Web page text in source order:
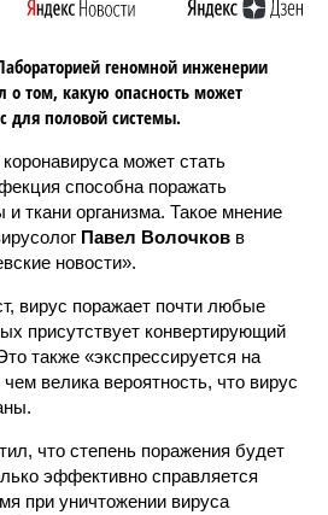
геномной инженерии
о том, какую опасность может
для половой системы.
может стать
способна поражать
и ткани организма. Такое мнение
Павел Волочков в
новости».
вирус поражает почти любые
присутствует конвертирующий
также «экспрессируется на
велика вероятность, что вирус
что степень поражения будет
эффективно справляется
при уничтожении вируса